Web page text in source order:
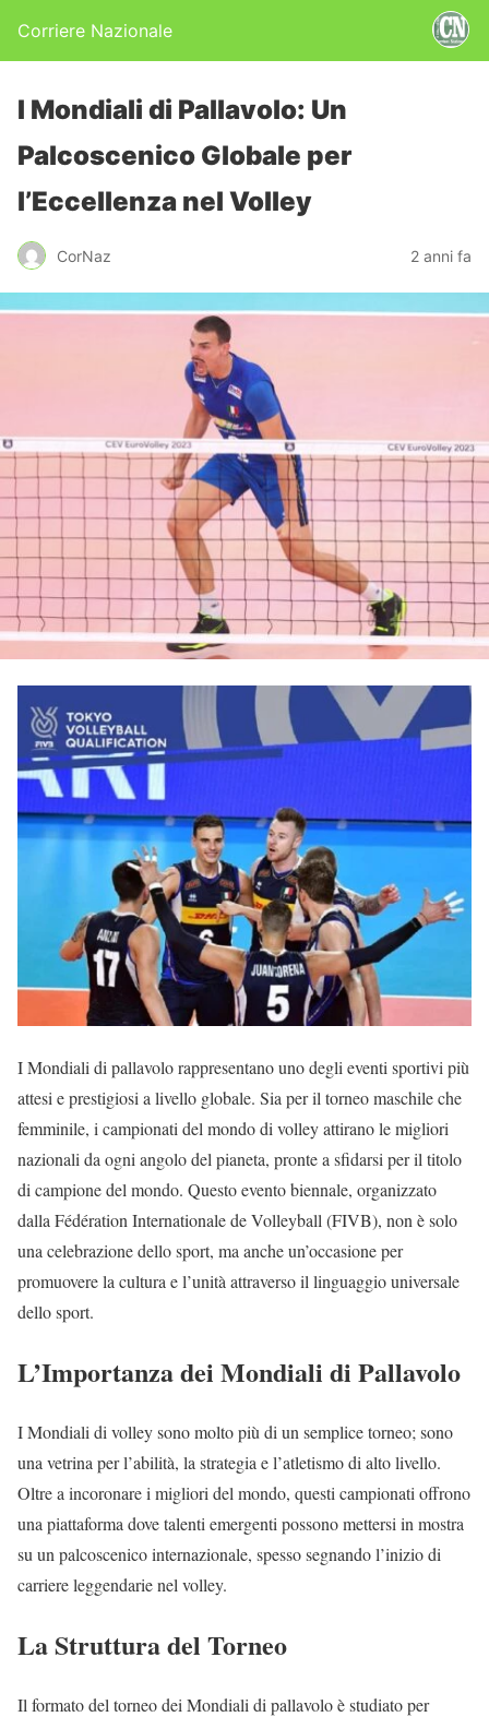
Corriere Nazionale
I Mondiali di Pallavolo: Un
Palcoscenico Globale per
l’Eccellenza nel Volley
CorNaz 2 anni fa
I Mondiali di pallavolo rappresentano uno degli eventi sportivi più
attesi e prestigiosi a livello globale. Sia per il torneo maschile che
femminile, i campionati del mondo di volley attirano le migliori
nazionali da ogni angolo del pianeta, pronte a sfidarsi per il titolo
di campione del mondo. Questo evento biennale, organizzato
dalla Fédération Internationale de Volleyball (FIVB), non è solo
una celebrazione dello sport, ma anche un’occasione per
promuovere la cultura e l’unità attraverso il linguaggio universale
dello sport.
L’Importanza dei Mondiali di Pallavolo
I Mondiali di volley sono molto più di un semplice torneo; sono
una vetrina per l’abilità, la strategia e l’atletismo di alto livello.
Oltre a incoronare i migliori del mondo, questi campionati offrono
una piattaforma dove talenti emergenti possono mettersi in mostra
su un palcoscenico internazionale, spesso segnando l’inizio di
carriere leggendarie nel volley.
La Struttura del Torneo
Il formato del torneo dei Mondiali di pallavolo è studiato per